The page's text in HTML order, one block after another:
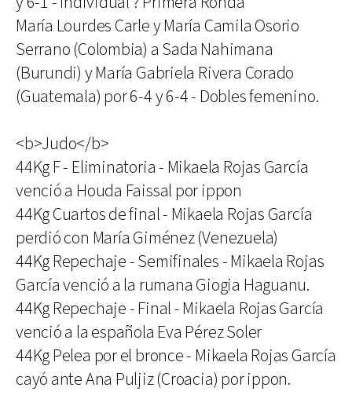
María Lourdes Carle y María Camila Osorio
Serrano (Colombia) a Sada Nahimana
(Burundi) y María Gabriela Rivera Corado
(Guatemala) por 6-4 y 6-4 - Dobles femenino.
<b>Judo</b>
44Kg F - Eliminatoria - Mikaela Rojas García
venció a Houda Faissal por ippon
44Kg Cuartos de final - Mikaela Rojas García
perdió con María Giménez (Venezuela)
44Kg Repechaje - Semifinales - Mikaela Rojas
García venció a la rumana Giogia Haguanu.
44Kg Repechaje - Final - Mikaela Rojas García
venció a la española Eva Pérez Soler
44Kg Pelea por el bronce - Mikaela Rojas García
cayó ante Ana Puljiz (Croacia) por ippon.